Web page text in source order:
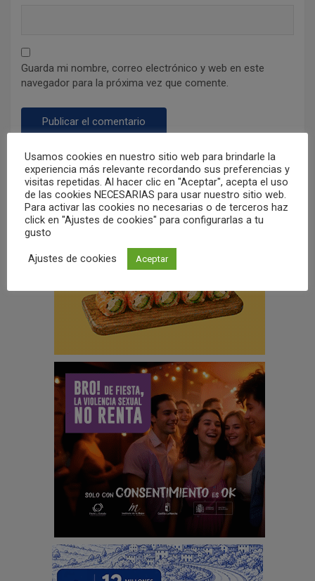
Guarda mi nombre, correo electrónico y web en este
navegador para la próxima vez que comente.
Usamos cookies en nuestro sitio web para brindarle la
experiencia más relevante recordando sus preferencias y
visitas repetidas. Al hacer clic en "Aceptar", acepta el uso
de las cookies NECESARIAS para usar nuestro sitio web.
Para activar las cookies no necesarias o de terceros haz
click en "Ajustes de cookies" para configurarlas a tu
gusto
Ajustes de cookies Aceptar